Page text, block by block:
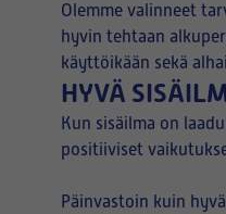
Olemme valinneet
hyvin tehtaan
käyttöikään sekä
HYVÄ
Kun sisäilma on
positiiviset
Päinvastoin kuin